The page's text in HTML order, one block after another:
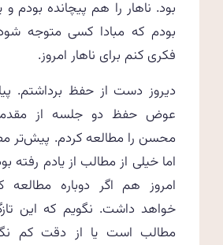
بود. ناهار را هم پیچانده بودم
بودم که مبادا کسی متوجه
فکری کنم برای ناهار امروز.
دیروز دست از حفظ برداشتم.
عوض حفظ دو جلسه از
محسن را مطالعه کردم. پیش‌تر
اما خیلی از مطالب از یادم رفته
امروز هم اگر دوباره مطالعه
خواهد داشت. نگویم که این
مطالب است یا از دقت کم